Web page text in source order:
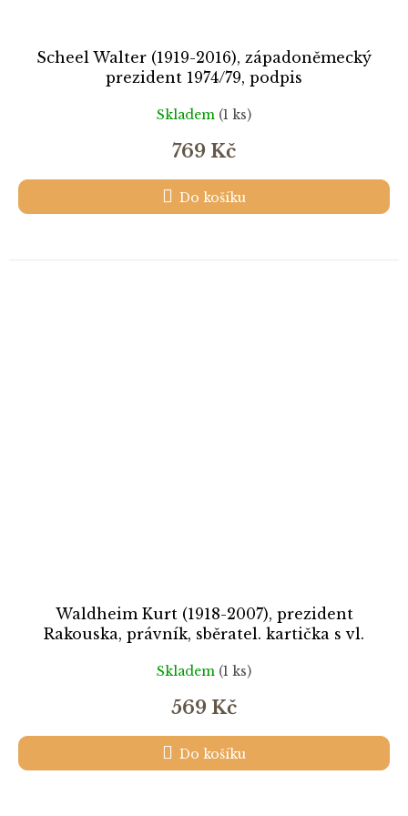
Scheel Walter (1919-2016), západoněmecký
prezident 1974/79, podpis
Skladem (1 ks)
769 Kč
Do košíku
Waldheim Kurt (1918-2007), prezident
Rakouska, právník, sběratel. kartička s vl.
Skladem (1 ks)
569 Kč
Do košíku